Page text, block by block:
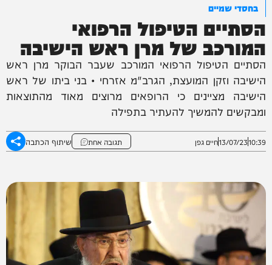
בחסדי שמיים
הסתיים הטיפול הרפואי
המורכב של מרן ראש הישיבה
הסתיים הטיפול הרפואי המורכב שעבר הבוקר מרן ראש
הישיבה וזקן המועצת, הגרב"מ אזרחי • בני ביתו של ראש
הישיבה מציינים כי הרופאים מרוצים מאוד מהתוצאות
ומבקשים להמשיך להעתיר בתפילה
10:39
13/07/23חיים גפן תגובה אחת שיתוף הכתבה